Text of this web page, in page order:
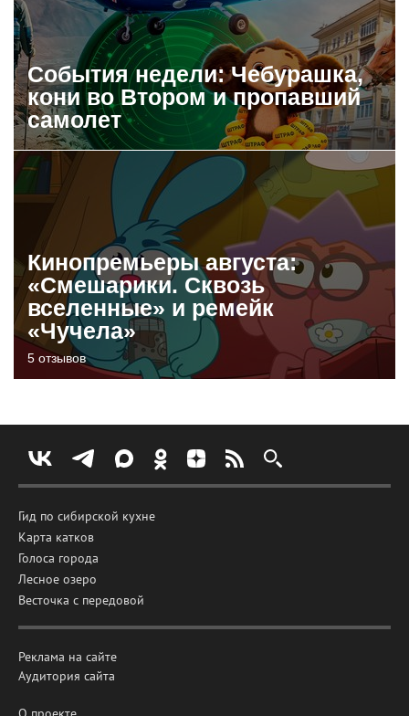
События недели: Чебурашка,
кони во Втором и пропавший
самолет
Кинопремьеры августа:
«Смешарики. Сквозь
вселенные» и ремейк
«Чучела»
5 отзывов
Гид по сибирской кухне
Карта катков
Голоса города
Лесное озеро
Весточка с передовой
Реклама на сайте
Аудитория сайта